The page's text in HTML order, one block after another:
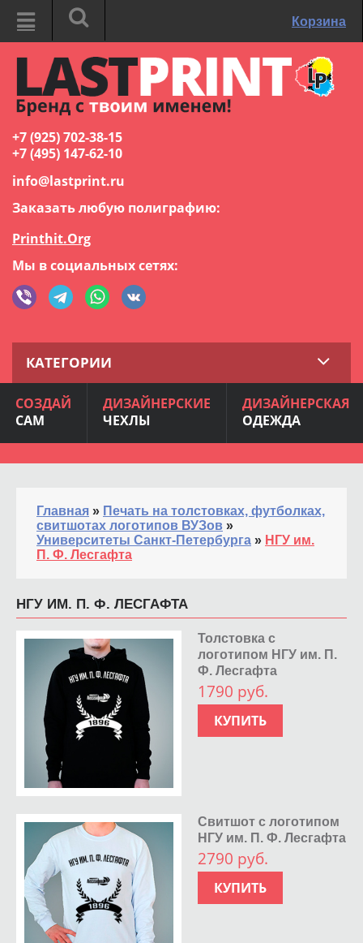
Корзина
+7 (925) 702-38-15
+7 (495) 147-62-10
info@lastprint.ru
Заказать любую полиграфию:
Printhit.Org
Мы в социальных сетях:
КАТЕГОРИИ
СОЗДАЙ
САМ
ДИЗАЙНЕРСКИЕ
ЧЕХЛЫ
ДИЗАЙНЕРСКАЯ
ОДЕЖДА
Главная » Печать на толстовках, футболках,
свитшотах логотипов ВУЗов »
Университеты Санкт-Петербурга » НГУ им.
П. Ф. Лесгафта
НГУ ИМ. П. Ф. ЛЕСГАФТА
Толстовка с
логотипом НГУ им. П.
Ф. Лесгафта
1790 руб.
КУПИТЬ
Свитшот с логотипом
НГУ им. П. Ф. Лесгафта
2790 руб.
КУПИТЬ